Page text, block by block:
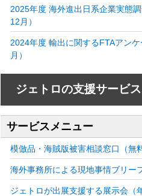
2025年度 海外進出日系企業実態
12月）
2024年度 輸出に関するFTAアン
月）
ジェトロの支援サービス
サービスメニュー
模倣品・海賊版被害相談窓口（無料
海外事務所による現地事情ブリー
ジェトロが出展支援する展示会（